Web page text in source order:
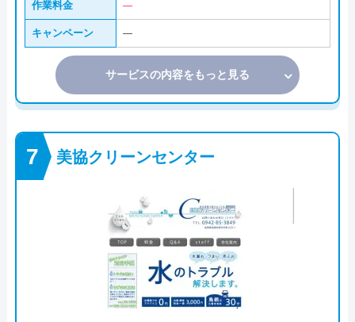
作業料金 ―
キャンペーン ―
サービスの内容をもっと見る
美協クリーンセンター